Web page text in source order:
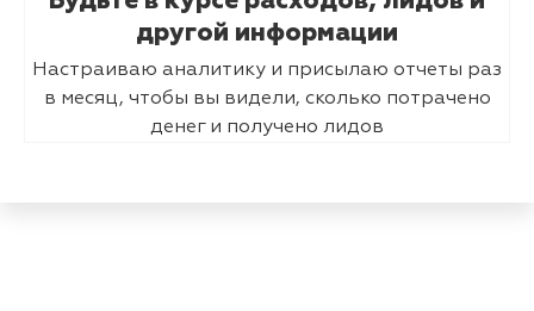
другой информации
Настраиваю аналитику и присылаю отчеты раз
в месяц, чтобы вы видели, сколько потрачено
денег и получено лидов